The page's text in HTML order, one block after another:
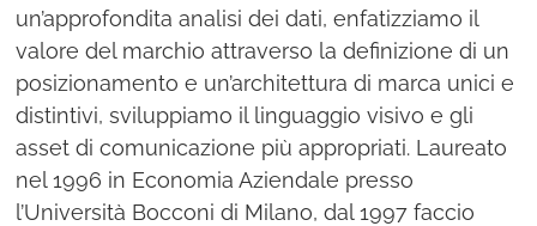
un’approfondita analisi dei dati, enfatizziamo il
valore del marchio attraverso la definizione di un
posizionamento e un’architettura di marca unici e
distintivi, sviluppiamo il linguaggio visivo e gli
asset di comunicazione più appropriati. Laureato
nel 1996 in Economia Aziendale presso
l’Università Bocconi di Milano, dal 1997 faccio